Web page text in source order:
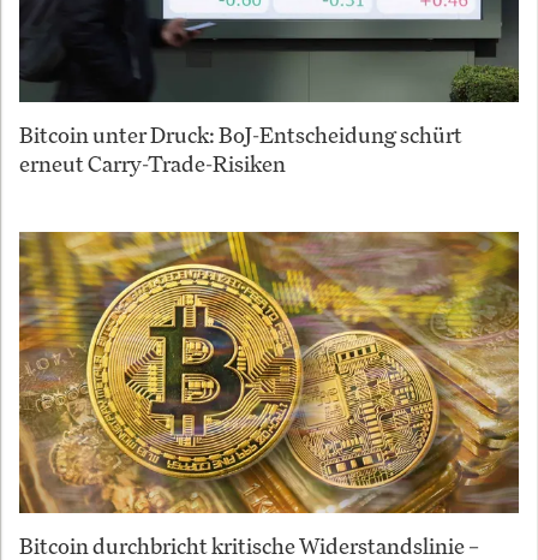
Bitcoin unter Druck: BoJ-Entscheidung schürt
erneut Carry-Trade-Risiken
Bitcoin durchbricht kritische Widerstandslinie –